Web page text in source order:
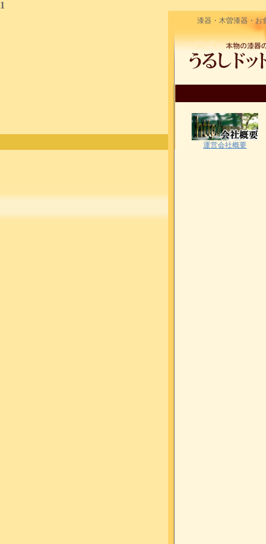
1
漆器・木曽漆器・お
運営会社概要